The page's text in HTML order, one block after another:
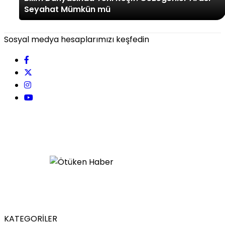
Seyahat Mümkün mü
Sosyal medya hesaplarımızı keşfedin
KATEGORİLER